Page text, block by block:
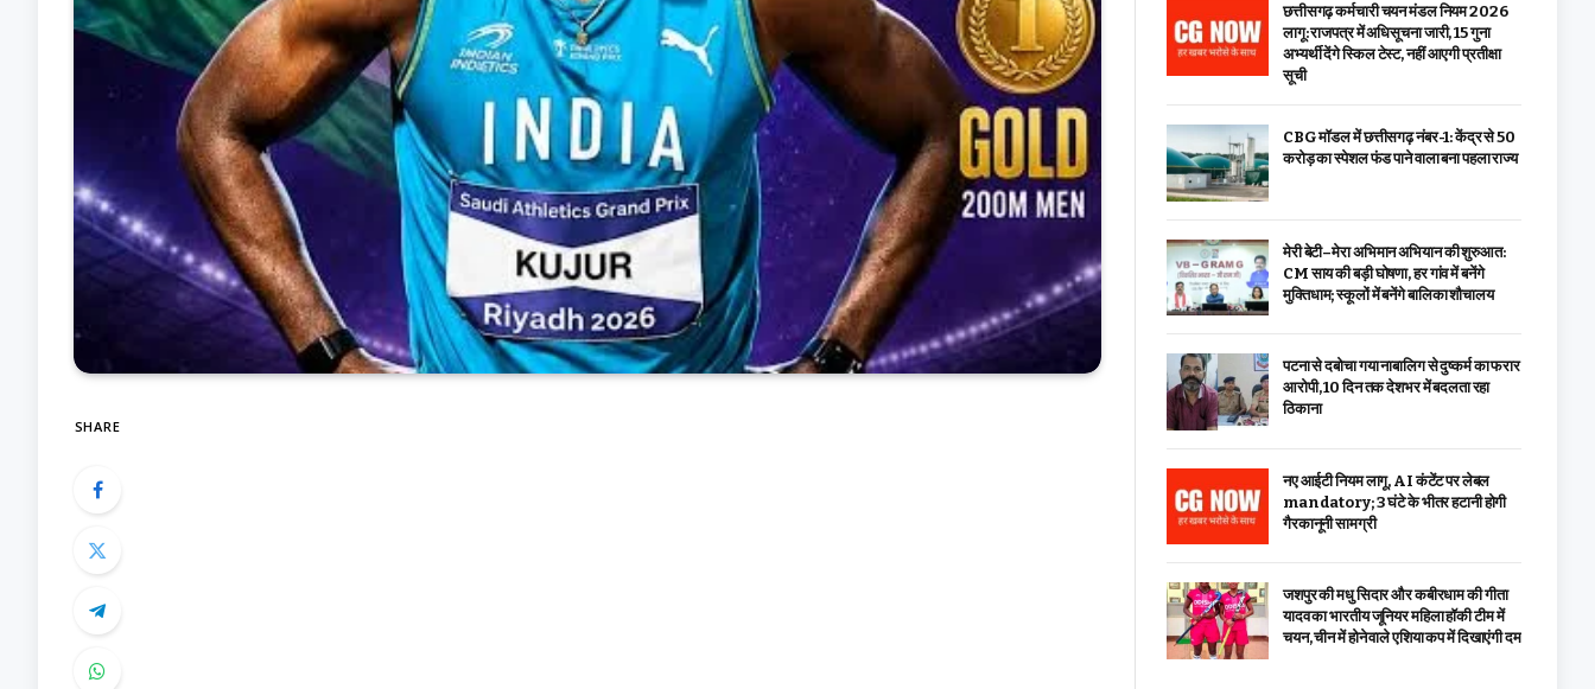
SHARE
छत्तीसगढ़ कर्मचारी चयन मंडल नियम 2026
लागू: राजपत्र में अधिसूचना जारी, 15 गुना
अभ्यर्थी देंगे स्किल टेस्ट, नहीं आएगी प्रतीक्षा
सूची
CBG मॉडल में छत्तीसगढ़ नंबर-1: केंद्र से ₹50
करोड़ का स्पेशल फंड पाने वाला बना पहला राज्य
मेरी बेटी–मेरा अभिमान अभियान की शुरुआत:
CM साय की बड़ी घोषणा, हर गांव में बनेंगे
मुक्तिधाम; स्कूलों में बनेंगे बालिका शौचालय
पटना से दबोचा गया नाबालिग से दुष्कर्म का फरार
आरोपी, 10 दिन तक देशभर में बदलता रहा
ठिकाना
नए आईटी नियम लागू, AI कंटेंट पर लेबल
mandatory; 3 घंटे के भीतर हटानी होगी
गैरकानूनी सामग्री
जशपुर की मधु सिदार और कबीरधाम की गीता
यादव का भारतीय जूनियर महिला हॉकी टीम में
चयन, चीन में होने वाले एशिया कप में दिखाएंगी दम